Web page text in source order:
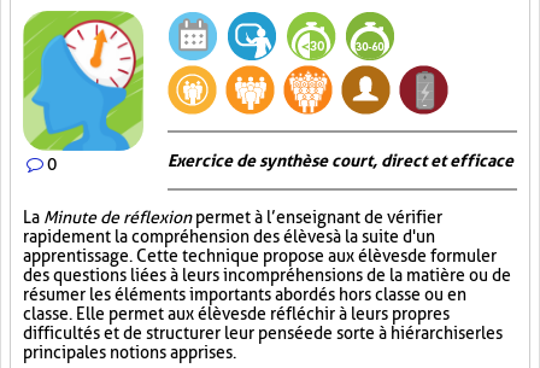
0 Exercice de synthèse court, direct et efficace
La Minute de réflexionpermet à l’enseignant de vérifier
rapidement la compréhension des élèves à la suite d'un
apprentissage. Cette technique propose aux élèves de formuler
des questions liées à leurs incompréhensions de la matière ou de
résumer les éléments importants abordés hors classe ou en
classe. Elle permet aux élèves de réfléchir à leurs propres
difficultés et de structurer leur pensée de sorte à hiérarchiser les
principales notions apprises.